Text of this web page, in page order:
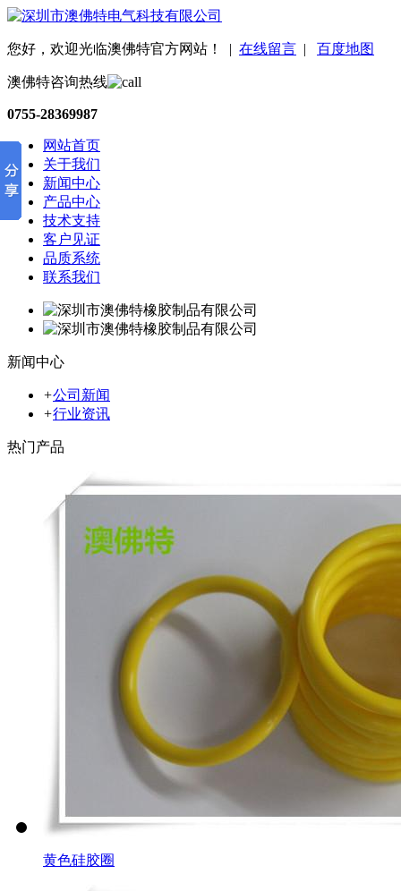
您好，欢迎光临澳佛特官方网站！ | 在线留言 | 百度地图
澳佛特咨询热线
0755-28369987
网站首页
关于我们
新闻中心
产品中心
技术支持
客户见证
品质系统
联系我们
新闻中心
+公司新闻
+行业资讯
热门产品
黄色硅胶圈